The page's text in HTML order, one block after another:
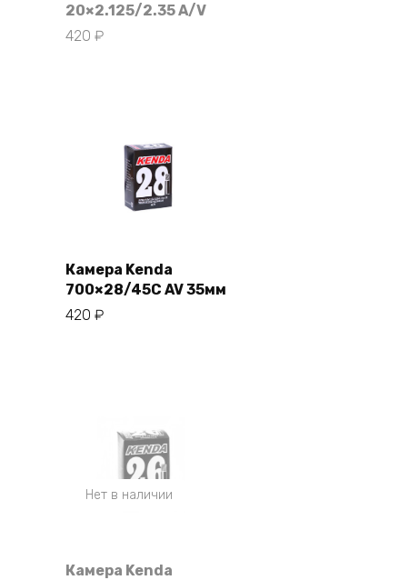
20×2.125/2.35 A/V
420₽
В корзину
Камера Kenda
700×28/45C AV 35мм
420₽
Нет в наличии
Камера Kenda